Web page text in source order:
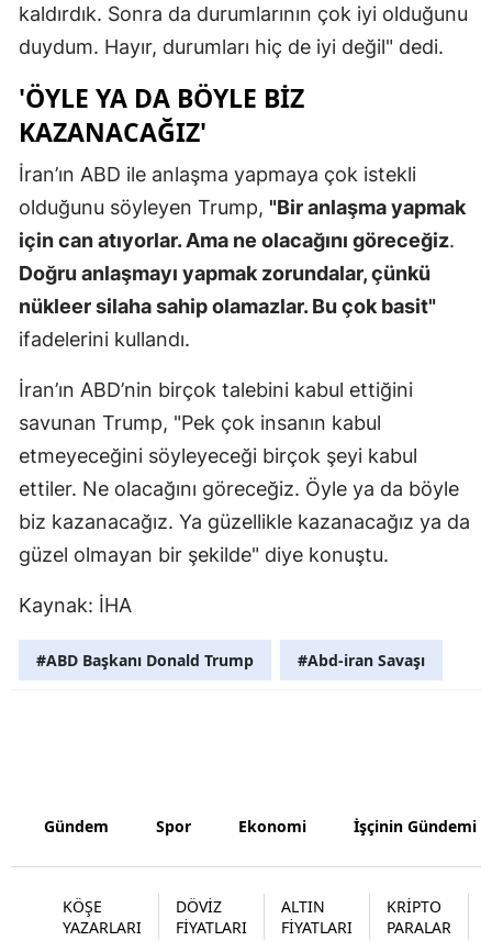
İstanbul
Kastamonu
Kayseri
Kırklareli
Kırşehir
Konya
Malatya
Manisa
Muğla
Sakarya
kaldırdık. Sonra da durumlarının çok iyi olduğunu
duydum. Hayır, durumları hiç de iyi değil" dedi.
'ÖYLE YA DA BÖYLE BIZ
KAZANACAĞIZ'
İran’ın ABD ile anlaşma yapmaya çok istekli
olduğunu söyleyen Trump, "Bir anlaşma yapmak
için can atıyorlar. Ama ne olacağını göreceğiz.
Doğru anlaşmayı yapmak zorundalar, çünkü
nükleer silaha sahip olamazlar. Bu çok basit"
ifadelerini kullandı.
İran’ın ABD’nin birçok talebini kabul ettiğini
savunan Trump, "Pek çok insanın kabul
etmeyeceğini söyleyeceği birçok şeyi kabul
ettiler. Ne olacağını göreceğiz. Öyle ya da böyle
biz kazanacağız. Ya güzellikle kazanacağız ya da
güzel olmayan bir şekilde" diye konuştu.
Kaynak: İHA
#ABD Başkanı Donald Trump #Abd-iran Savaşı
Gündem Spor Ekonomi İşçinin Gündemi
KÖŞE
YAZARLARI
DÖVİZ
FİYATLARI
ALTIN
FİYATLARI
KRİPTO
PARALAR